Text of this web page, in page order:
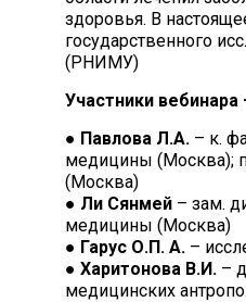
здоровья. В
государственного
(РНИМУ)
Участники
● Павлова Л.А. – к.
медицины (Москва);
(Москва)
● Ли Сянмей – зам.
медицины (Москва)
● Гарус О.П. А. –
● Харитонова В.И. –
медицинских